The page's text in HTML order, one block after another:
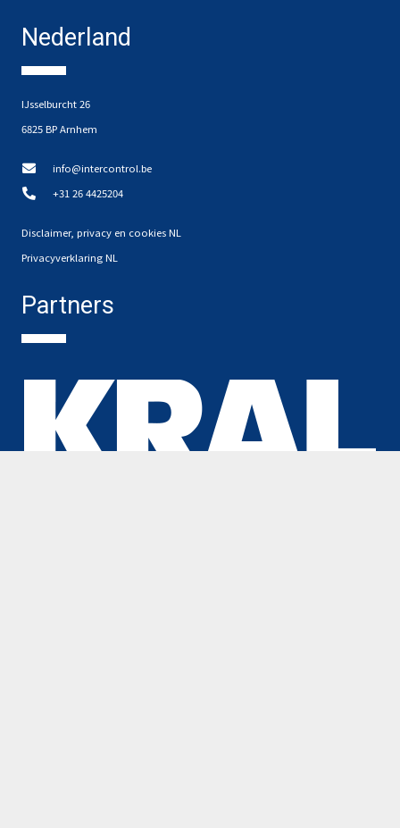
Nederland
IJsselburcht 26
6825 BP Arnhem
info@intercontrol.be
+31 26 4425204
Disclaimer, privacy en cookies NL
Privacyverklaring NL
Partners